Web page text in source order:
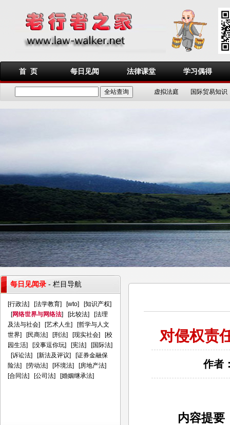
首 页 每日见闻 法律课堂 学习偶得
虚拟法庭 国际贸易知识
对侵权责
作者
内容提要
每日见闻录 - 栏目导航
[行政法] [法学教育] [wto] [知识产权]
[网络世界与网络法] [比较法] [法理
及法与社会] [艺术人生] [哲学与人文
世界] [民商法] [刑法] [现实社会] [校
园生活] [没事逗你玩] [宪法] [国际法]
[诉讼法] [新法及评议] [证券金融保
险法] [劳动法] [环境法] [房地产法]
[合同法] [公司法] [婚姻继承法]